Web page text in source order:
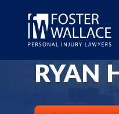
Nuestro Personal
RYAN